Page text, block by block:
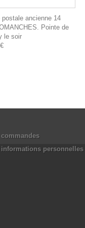
postale ancienne 14
Pointe de
le soir
commandes
informations personnelles